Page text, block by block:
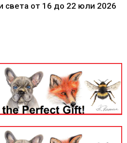
света от 16 до 22 юли 2026